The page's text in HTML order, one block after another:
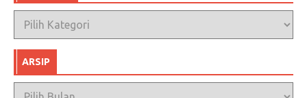
Kategori
ARSIP
Arsip